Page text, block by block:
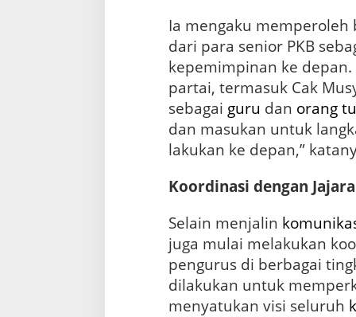
Ia mengaku
dari para senior PKB
kepemimpinan ke
partai, termasuk Cak
sebagai guru dan orang
dan masukan untuk
lakukan ke depan,”
Koordinasi dengan
Selain menjalin
juga mulai melakukan
pengurus di berbagai
dilakukan untuk
menyatukan visi seluruh